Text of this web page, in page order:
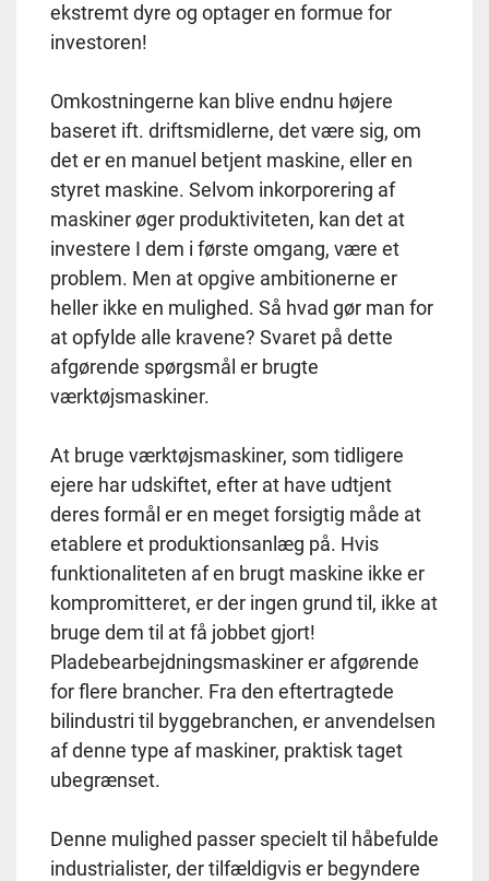
ekstremt dyre og optager en formue for
investoren!
Omkostningerne kan blive endnu højere
baseret ift. driftsmidlerne, det være sig, om
det er en manuel betjent maskine, eller en
styret maskine. Selvom inkorporering af
maskiner øger produktiviteten, kan det at
investere I dem i første omgang, være et
problem. Men at opgive ambitionerne er
heller ikke en mulighed. Så hvad gør man for
at opfylde alle kravene? Svaret på dette
afgørende spørgsmål er brugte
værktøjsmaskiner.
At bruge værktøjsmaskiner, som tidligere
ejere har udskiftet, efter at have udtjent
deres formål er en meget forsigtig måde at
etablere et produktionsanlæg på. Hvis
funktionaliteten af ​​en brugt maskine ikke er
kompromitteret, er der ingen grund til, ikke at
bruge dem til at få jobbet gjort!
Pladebearbejdningsmaskiner er afgørende
for flere brancher. Fra den eftertragtede
bilindustri til byggebranchen, er anvendelsen
af ​​denne type af maskiner, praktisk taget
ubegrænset.
Denne mulighed passer specielt til håbefulde
industrialister, der tilfældigvis er begyndere